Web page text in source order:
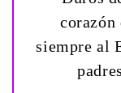
corazón
siempre al